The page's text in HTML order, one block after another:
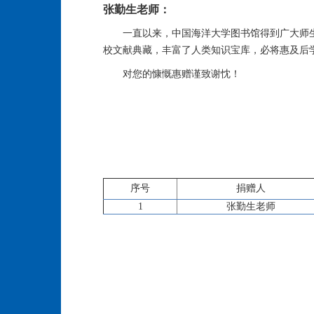
张勤生老师：
一直以来，中国海洋大学图书馆得到广大
校文献典藏，丰富了人类知识宝库，必将惠及
对您的慷慨惠赠谨致谢忱！
序号
捐赠人
1
张勤生老师